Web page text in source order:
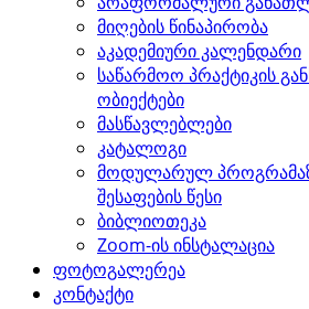
მიღების წინაპირობა
აკადემიური კალენდარი
საწარმოო პრაქტიკის
ობიექტები
მასწავლებლები
კატალოგი
მოდულარულ
შესაფების წესი
ბიბლიოთეკა
Zoom-ის ინსტალაცია
ფოტოგალერეა
კონტაქტი